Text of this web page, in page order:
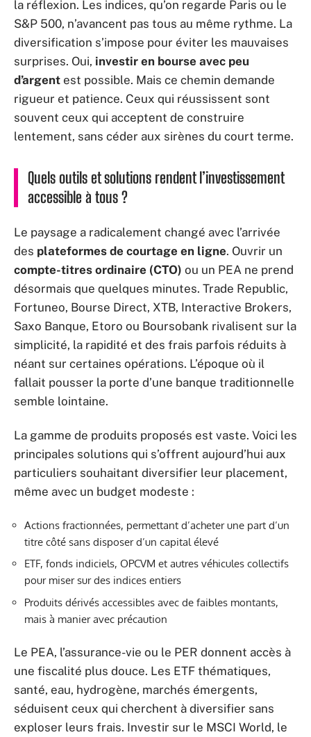
la réflexion. Les indices, qu’on regarde Paris ou le
S&P 500, n’avancent pas tous au même rythme. La
diversification s’impose pour éviter les mauvaises
surprises. Oui, investir en bourse avec peu
d’argent est possible. Mais ce chemin demande
rigueur et patience. Ceux qui réussissent sont
souvent ceux qui acceptent de construire
lentement, sans céder aux sirènes du court terme.
Quels outils et solutions rendent l’investissement
accessible à tous ?
Le paysage a radicalement changé avec l’arrivée
des plateformes de courtage en ligne. Ouvrir un
compte-titres ordinaire (CTO) ou un PEA ne prend
désormais que quelques minutes. Trade Republic,
Fortuneo, Bourse Direct, XTB, Interactive Brokers,
Saxo Banque, Etoro ou Boursobank rivalisent sur la
simplicité, la rapidité et des frais parfois réduits à
néant sur certaines opérations. L’époque où il
fallait pousser la porte d’une banque traditionnelle
semble lointaine.
La gamme de produits proposés est vaste. Voici les
principales solutions qui s’offrent aujourd’hui aux
particuliers souhaitant diversifier leur placement,
même avec un budget modeste :
Actions fractionnées, permettant d’acheter une part d’un
titre côté sans disposer d’un capital élevé
ETF, fonds indiciels, OPCVM et autres véhicules collectifs
pour miser sur des indices entiers
Produits dérivés accessibles avec de faibles montants,
mais à manier avec précaution
Le PEA, l’assurance-vie ou le PER donnent accès à
une fiscalité plus douce. Les ETF thématiques,
santé, eau, hydrogène, marchés émergents,
séduisent ceux qui cherchent à diversifier sans
exploser leurs frais. Investir sur le MSCI World, le